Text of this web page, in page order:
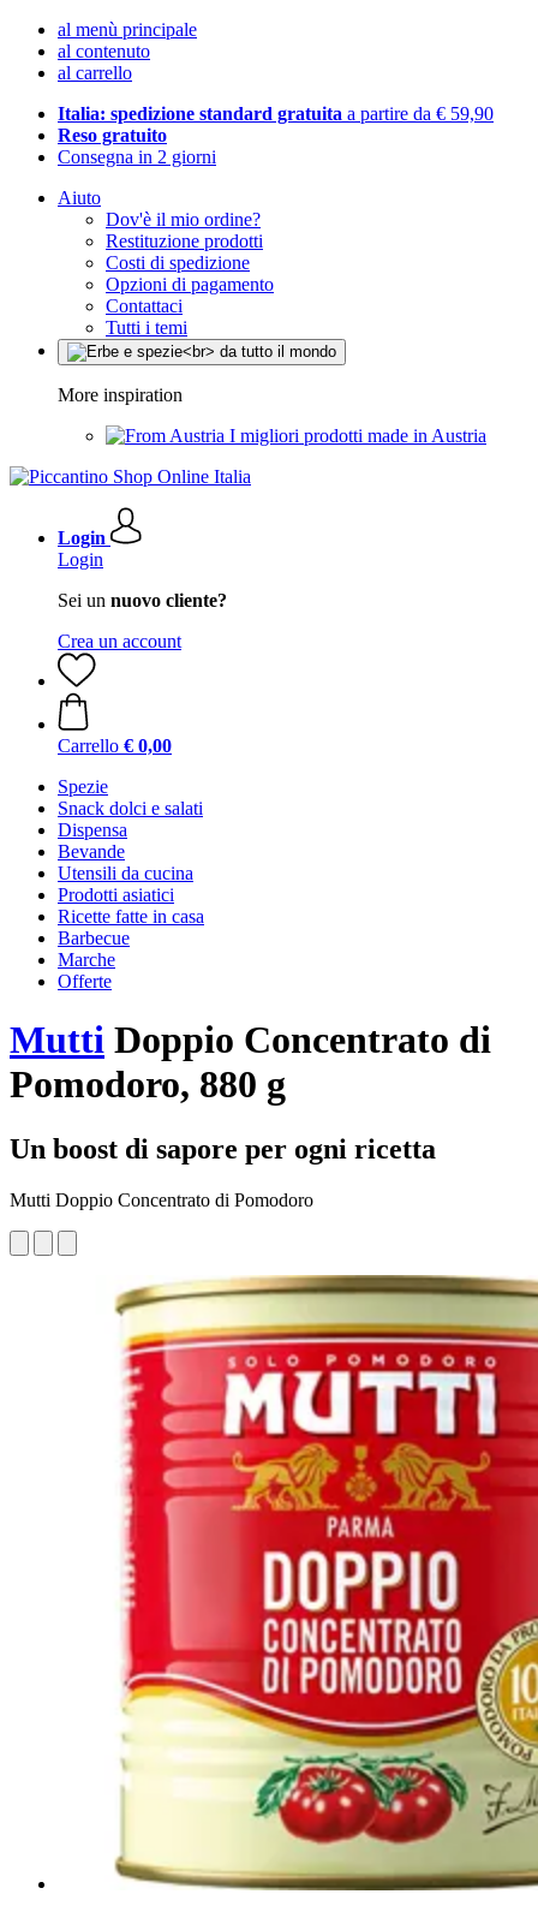
al menù principale
al contenuto
al carrello
Italia: spedizione standard gratuita a partire da € 59,90
Reso gratuito
Consegna in 2 giorni
Aiuto
Dov'è il mio ordine?
Restituzione prodotti
Costi di spedizione
Opzioni di pagamento
Contattaci
Tutti i temi
More inspiration
I migliori prodotti made in Austria
Login
Login
Sei un nuovo cliente?
Crea un account
Carrello € 0,00
Spezie
Snack dolci e salati
Dispensa
Bevande
Utensili da cucina
Prodotti asiatici
Ricette fatte in casa
Barbecue
Marche
Offerte
Mutti Doppio Concentrato di
Pomodoro, 880 g
Un boost di sapore per ogni ricetta
Mutti Doppio Concentrato di Pomodoro